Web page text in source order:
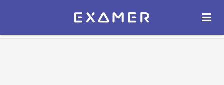
Экзамер — ЕГЭ 2027
ОТКРЫТЬ